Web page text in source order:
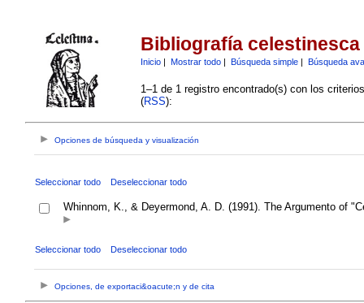
Bibliografía celestinesca
Inicio| Mostrar todo| Búsqueda simple| Búsqueda
1–1 de 1 registro encontrado(s) con los
(RSS):
Opciones de búsqueda y visualización
Seleccionar todo Deseleccionar todo
Whinnom, K., & Deyermond, A. D. (1991). The Argumento of
Seleccionar todo Deseleccionar todo
Opciones, de exportaci&oacute;n y de cita